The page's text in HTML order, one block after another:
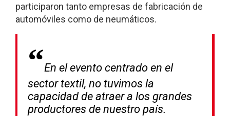
participaron tanto empresas de fabricación de
automóviles como de neumáticos.
En el evento centrado en el
sector textil, no tuvimos la
capacidad de atraer a los grandes
productores de nuestro país.